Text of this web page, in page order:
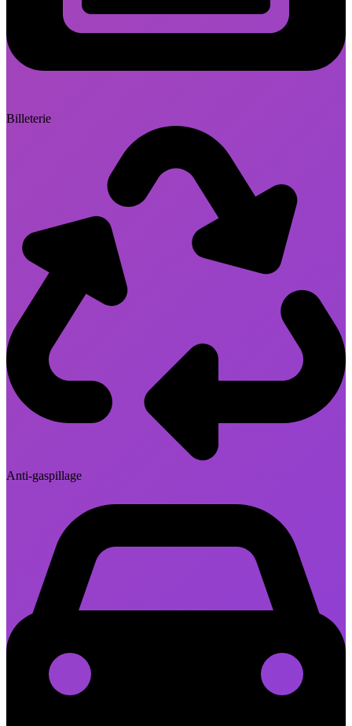
Billeterie
Anti-gaspillage